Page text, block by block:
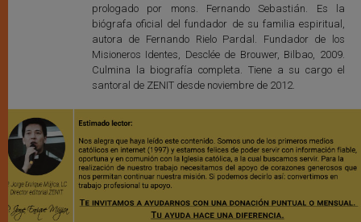
prologado por mons. Fernando Sebastián. Es la
biógrafa oficial del fundador de su familia espiritual,
autora de Fernando Rielo Pardal. Fundador de los
Misioneros Identes, Desclée de Brouwer, Bilbao, 2009.
Culmina la biografía completa. Tiene a su cargo el
santoral de ZENIT desde noviembre de 2012.